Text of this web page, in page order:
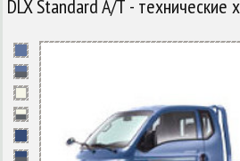
DLX Standard A/T - технические